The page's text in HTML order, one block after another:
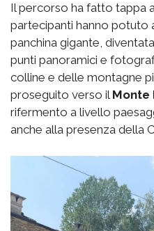
Il percorso ha fatto tappa
partecipanti hanno potuto
panchina gigante,
punti panoramici e
colline e delle montagne
proseguito verso il Monte
rifermento a livello
anche alla presenza della